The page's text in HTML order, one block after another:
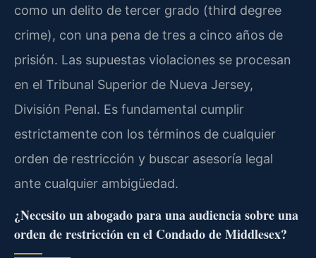
como un delito de tercer grado (third degree
crime), con una pena de tres a cinco años de
prisión. Las supuestas violaciones se procesan
en el Tribunal Superior de Nueva Jersey,
División Penal. Es fundamental cumplir
estrictamente con los términos de cualquier
orden de restricción y buscar asesoría legal
ante cualquier ambigüedad.
¿Necesito un abogado para una audiencia sobre una
orden de restricción en el Condado de Middlesex?